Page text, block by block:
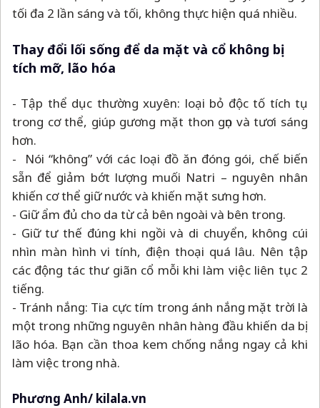
tối đa 2 lần sáng và tối, không thực hiện quá nhiều.
Thay đổi lối sống để da mặt và cổ không bị
tích mỡ, lão hóa
- Tập thể dục thường xuyên: loại bỏ độc tố tích tụ
trong cơ thể, giúp gương mặt thon gọn và tươi sáng
hơn.
- Nói “không” với các loại đồ ăn đóng gói, chế biến
sẵn để giảm bớt lượng muối Natri – nguyên nhân
khiến cơ thể giữ nước và khiến mặt sưng hơn.
- Giữ ẩm đủ cho da từ cả bên ngoài và bên trong.
- Giữ tư thế đúng khi ngồi và di chuyển, không cúi
nhìn màn hình vi tính, điện thoại quá lâu. Nên tập
các động tác thư giãn cổ mỗi khi làm việc liên tục 2
tiếng.
- Tránh nắng: Tia cực tím trong ánh nắng mặt trời là
một trong những nguyên nhân hàng đầu khiến da bị
lão hóa. Bạn cần thoa kem chống nắng ngay cả khi
làm việc trong nhà.
Phương Anh/ kilala.vn